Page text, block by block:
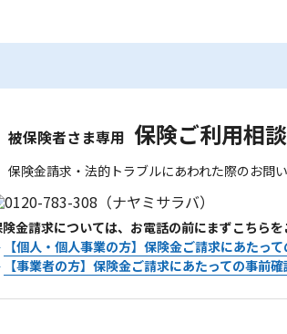
被保険者さま専用 保険ご利用相
保険金請求・法的トラブルにあわれた際のお問
金請求については、お電話の前にまずこちらを
【個人・個人事業の方】保険金ご請求にあたっ
【事業者の方】保険金ご請求にあたっての事前確